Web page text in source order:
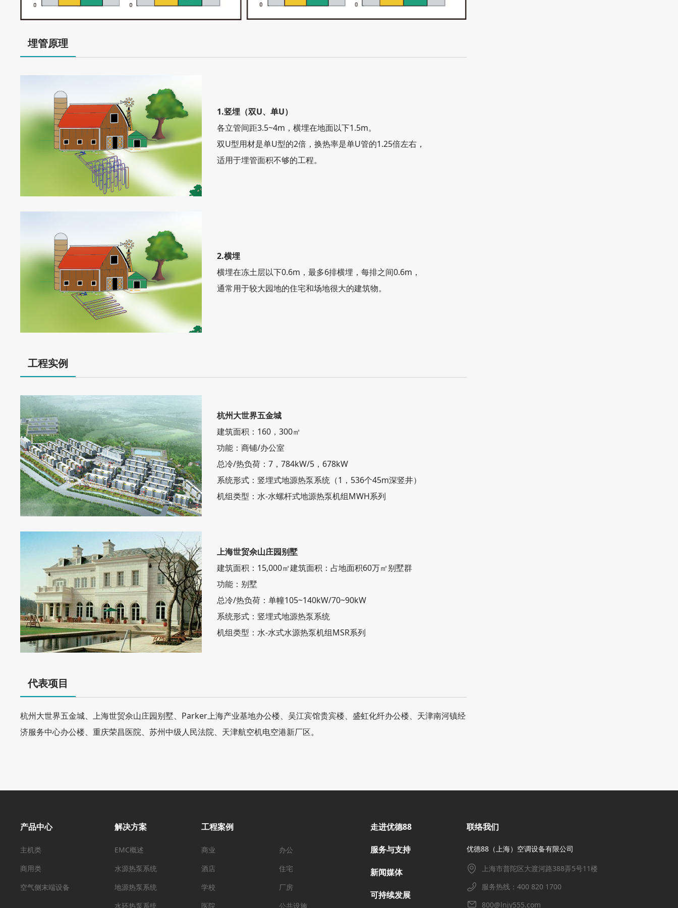
埋管原理
1.竖埋（双U、单U）
各立管间距3.5~4m，横埋在地面以下1.5m。
双U型用材是单U型的2倍，换热率是单U管的1.25倍左右，
适用于埋管面积不够的工程。
2.横埋
横埋在冻土层以下0.6m，最多6排横埋，每排之间0.6m，
通常用于较大园地的住宅和场地很大的建筑物。
工程实例
杭州大世界五金城
建筑面积：160，300㎡
功能：商铺/办公室
总冷/热负荷：7，784kW/5，678kW
系统形式：竖埋式地源热泵系统（1，536个45m深竖井）
机组类型：水-水螺杆式地源热泵机组MWH系列
上海世贸佘山庄园别墅
建筑面积：15,000㎡建筑面积：占地面积60万㎡别墅群
功能：别墅
总冷/热负荷：单幢105~140kW/70~90kW
系统形式：竖埋式地源热泵系统
机组类型：水-水式水源热泵机组MSR系列
代表项目
杭州大世界五金城、上海世贸佘山庄园别墅、Parker上海产业基地办公楼、吴江宾馆贵宾楼、盛虹化纤办公楼、天津南河镇经
济服务中心办公楼、重庆荣昌医院、苏州中级人民法院、天津航空机电空港新厂区。
产品中心
主机类
商用类
空气侧末端设备
解决方案
EMC概述
水源热泵系统
地源热泵系统
水环热泵系统
工程案例
商业
办公
酒店
住宅
学校
厂房
医院
公共设施
走进优德88
服务与支持
新闻媒体
可持续发展
联络我们
优德88（上海）空调设备有限公司
上海市普陀区大渡河路388弄5号11楼
服务热线：400 820 1700
800@lnjy555.com